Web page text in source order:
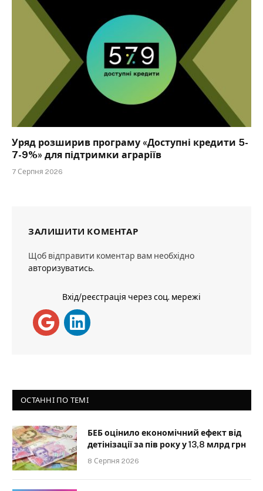
Уряд розширив програму «Доступні кредити 5-
7-9%» для підтримки аграріїв
7 Серпня 2026
ЗАЛИШИТИ КОМЕНТАР
Щоб відправити коментар вам необхідно
авторизуватись.
Вхід/реєстрація через соц. мережі
ОСТАННІ ПО ТЕМІ
БЕБ оцінило економічний ефект від
детінізації за пів року у 13,8 млрд грн
8 Серпня 2026